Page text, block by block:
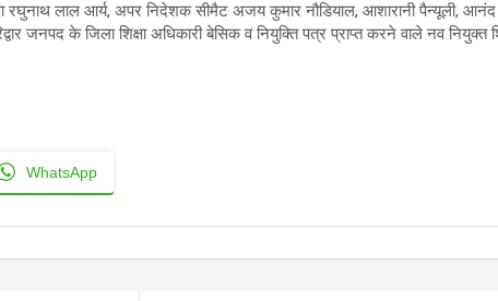
रघुनाथ लाल आर्य, अपर निदेशक सीमैट अजय कुमार नौडियाल, आशारानी पैन्यूली, आनंद
जनपद के जिला शिक्षा अधिकारी बेसिक व नियुक्ति पत्र प्राप्त करने वाले नव नियुक्त
WhatsApp